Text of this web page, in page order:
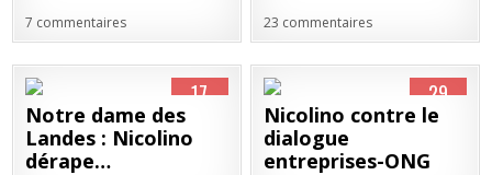
7 commentaires 23 commentaires
17
Notre dame des
Landes : Nicolino
dérape…
29
AVR
2011
Nicolino contre le
dialogue
entreprises-ONG